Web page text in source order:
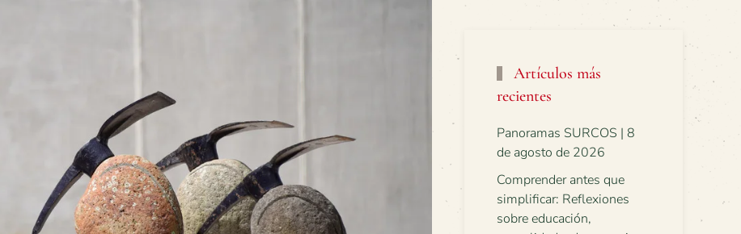
Artículos más
recientes
Panoramas SURCOS | 8
de agosto de 2026
Comprender antes que
simplificar: Reflexiones
sobre educación,